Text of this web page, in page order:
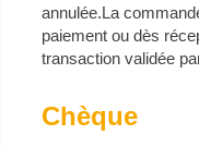
annulée.La
paiement ou dès
transaction validée
Chèque